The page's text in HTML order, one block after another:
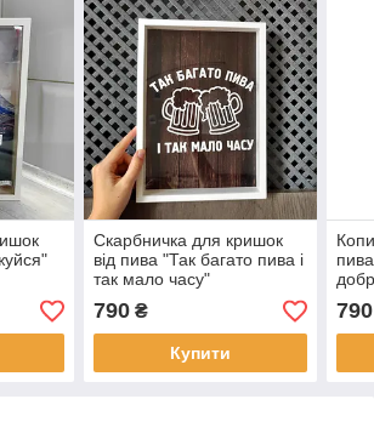
Скарбничка для кришок
від пива "Так багато пива і
так мало часу"
790₴
Купити
790